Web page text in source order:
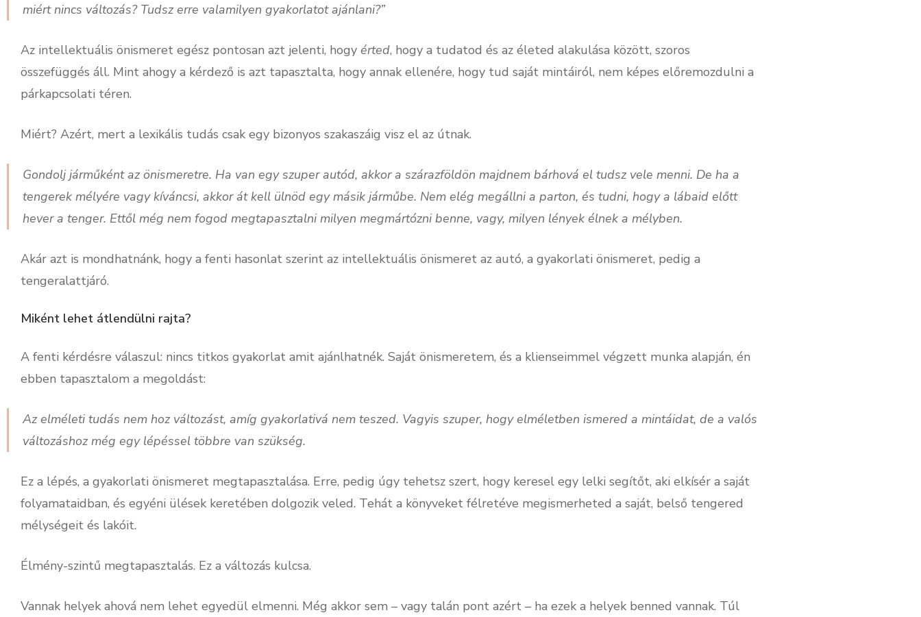
miért nincs változás? Tudsz erre valamilyen gyakorlatot ajánlani?”
Az intellektuális önismeret egész pontosan azt jelenti, hogy érted, hogy a tudatod és az életed alakulása között, szoros
összefüggés áll. Mint ahogy a kérdező is azt tapasztalta, hogy annak ellenére, hogy tud saját mintáiról, nem képes előremozdulni a
párkapcsolati téren.
Miért? Azért, mert a lexikális tudás csak egy bizonyos szakaszáig visz el az útnak.
Gondolj járműként az önismeretre. Ha van egy szuper autód, akkor a szárazföldön majdnem bárhová el tudsz vele menni. De ha a
tengerek mélyére vagy kíváncsi, akkor át kell ülnöd egy másik járműbe. Nem elég megállni a parton, és tudni, hogy a lábaid előtt
hever a tenger. Ettől még nem fogod megtapasztalni milyen megmártózni benne, vagy, milyen lények élnek a mélyben.
Akár azt is mondhatnánk, hogy a fenti hasonlat szerint az intellektuális önismeret az autó, a gyakorlati önismeret, pedig a
tengeralattjáró.
Miként lehet átlendülni rajta?
A fenti kérdésre válaszul: nincs titkos gyakorlat amit ajánlhatnék. Saját önismeretem, és a klienseimmel végzett munka alapján, én
ebben tapasztalom a megoldást:
Az elméleti tudás nem hoz változást, amíg gyakorlativá nem teszed. Vagyis szuper, hogy elméletben ismered a mintáidat, de a valós
változáshoz még egy lépéssel többre van szükség.
Ez a lépés, a gyakorlati önismeret megtapasztalása. Erre, pedig úgy tehetsz szert, hogy keresel egy lelki segítőt, aki elkísér a saját
folyamataidban, és egyéni ülések keretében dolgozik veled. Tehát a könyveket félretéve megismerheted a saját, belső tengered
mélységeit és lakóit.
Élmény-szintű megtapasztalás. Ez a változás kulcsa.
Vannak helyek ahová nem lehet egyedül elmenni. Még akkor sem – vagy talán pont azért – ha ezek a helyek benned vannak. Túl